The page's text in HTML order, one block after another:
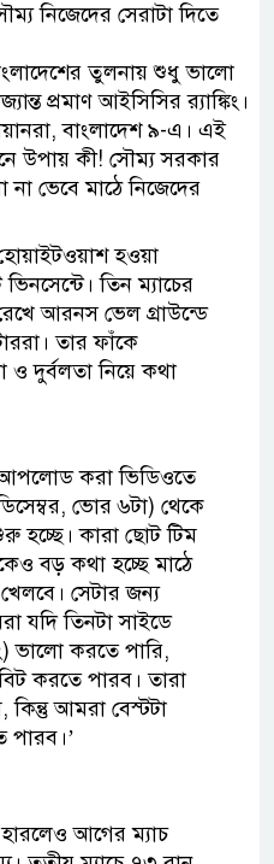
নিজেদের সেরাটা দিতে
তুলনায় শুধু ভালো
প্রমাণ আইসিসির র‌্যাঙ্কিং।
বাংলাদেশ ৯-এ। এই
উপায় কী! সৌম্য সরকার
ভেবে মাঠে নিজেদের
হওয়া
তিন ম্যাচের
আরনস ভেল গ্রাউন্ডে
তার ফাঁকে
ও দুর্বলতা নিয়ে কথা
করা ভিডিওতে
ভোর ৬টা) থেকে
হচ্ছে। কারা ছোট টিম
বড় কথা হচ্ছে মাঠে
সেটার জন্য
যদি তিনটা সাইডে
ভালো করতে পারি,
করতে পারব। তারা
কিন্তু আমরা বেস্টটা
পারব।’
হারলেও আগের ম্যাচ